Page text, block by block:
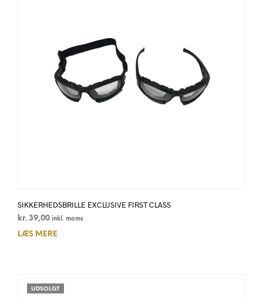
SIKKERHEDSBRILLE EXCLUSIVE FIRST CLASS
kr. 39,00 inkl. moms
LÆS MERE
UDSOLGT